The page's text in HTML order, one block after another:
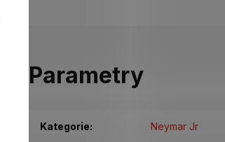
Parametry
Kategorie: Neymar Jr